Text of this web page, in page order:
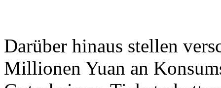
Darüber hinaus stellen
Millionen Yuan an